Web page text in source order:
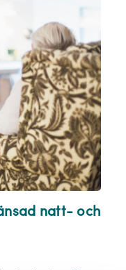
natt- och